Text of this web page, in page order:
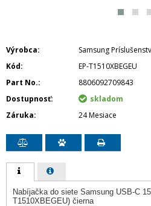
Výrobca
Samsung
Kód
EP-T1510XBEGEU
Part No.
8806092709843
Dostupnosť
skladom
Záruka
24 Mesiace
Nabíjačka do siete Samsung USB-C
T1510XBEGEU) čierna